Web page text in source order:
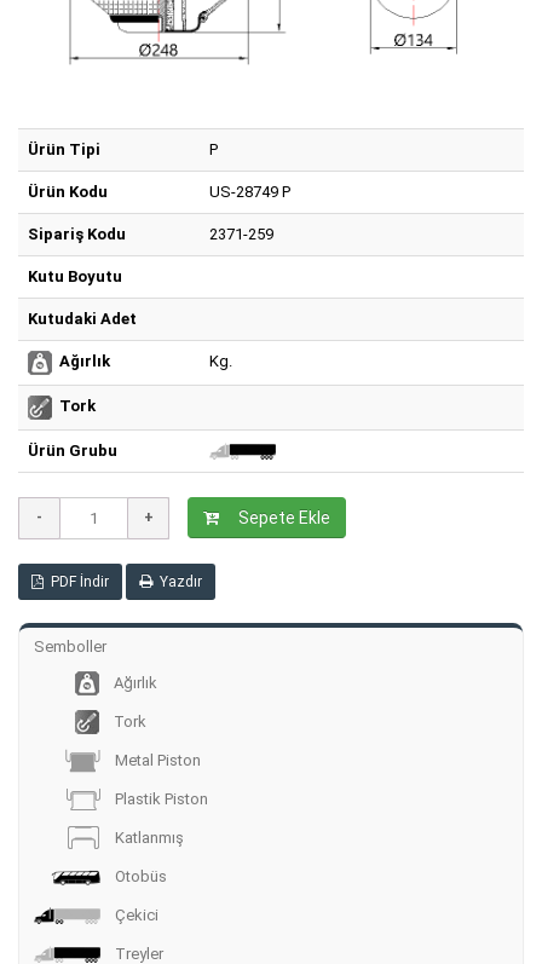
Ürün Tipi P
Ürün Kodu US-28749 P
Sipariş Kodu 2371-259
Kutu Boyutu
Kutudaki Adet
Ağırlık Kg.
Tork
Ürün Grubu
Sepete Ekle
PDF İndir Yazdır
Semboller
Ağırlık
Tork
Metal Piston
Plastik Piston
Katlanmış
Otobüs
Çekici
Treyler